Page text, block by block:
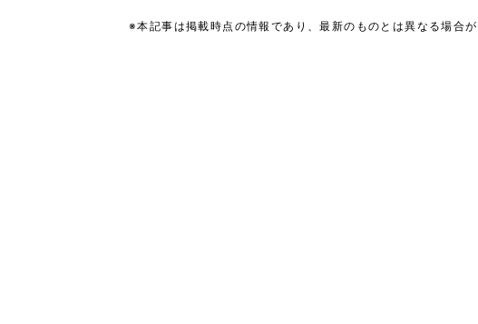
※本記事は掲載時点の情報であり、最新のものとは異なる場合